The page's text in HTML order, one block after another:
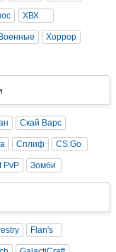
ХВХ
Военные Хоррор
Скай Варс
Сплиф CS:Go
PvP Зомби
Flan's